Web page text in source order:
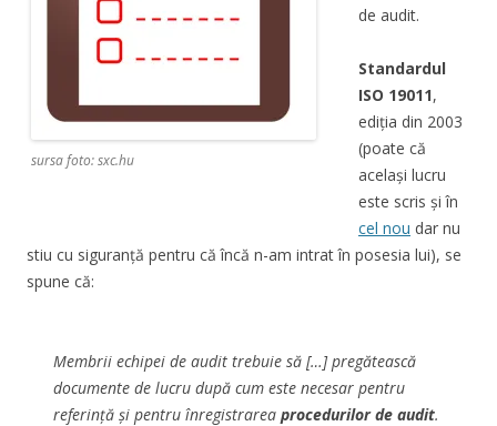
sursa foto: sxc.hu
de audit.
Standardul
ISO 19011,
ediția din 2003
(poate că
același lucru
este scris și în
cel nou dar nu
stiu cu siguranță pentru că încă n-am intrat în posesia lui), se
spune că:
Membrii echipei de audit trebuie să […] pregătească
documente de lucru după cum este necesar pentru
referință și pentru înregistrarea procedurilor de audit.